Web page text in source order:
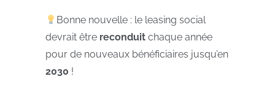
Bonne nouvelle : le leasing social
devrait être reconduit chaque année
pour de nouveaux bénéficiaires jusqu’en
2030 !